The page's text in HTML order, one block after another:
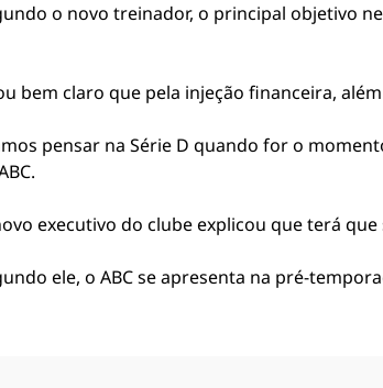
o novo treinador, o principal objetivo
bem claro que pela injeção financeira,
pensar na Série D quando for o
executivo do clube explicou que terá
ele, o ABC se apresenta na pré-